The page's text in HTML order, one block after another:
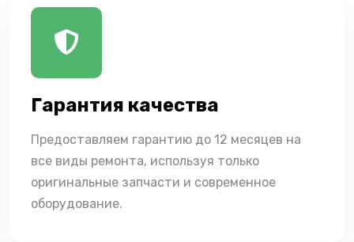
Гарантия качества
Предоставляем гарантию до 12 месяцев на
все виды ремонта, используя только
оригинальные запчасти и современное
оборудование.